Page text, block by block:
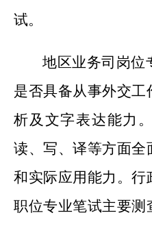
试。
地区业务司岗位
是否具备从事外交工
析及文字表达能力
读、写、译等方面全
和实际应用能力。行
职位专业笔试主要测